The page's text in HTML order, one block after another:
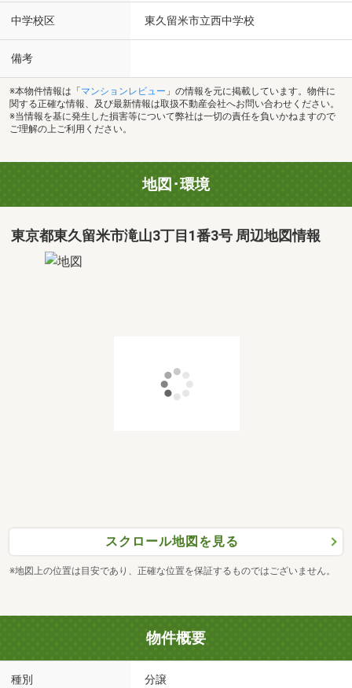
中学校区 東久留米市立西中学校
備考
※本物件情報は「 マンションレビュー 」の情報を元に掲載しています。物件に
関する正確な情報、及び最新情報は取扱不動産会社へお問い合わせください。
※当情報を基に発生した損害等について弊社は一切の責任を負いかねますので
ご理解の上ご利用ください。
地図･環境
東京都東久留米市滝山3丁目1番3号 周辺地図情報
スクロール地図を見る
※地図上の位置は目安であり、正確な位置を保証するものではございません。
物件概要
種別 分譲